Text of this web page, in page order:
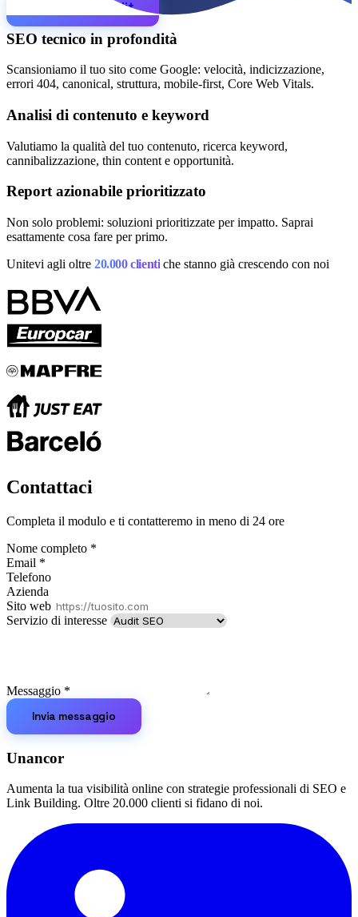
Lingua
🇪🇸 ES🇬🇧 EN 🇫🇷 FR🇩🇪 DE
Accedi
Richiedere audit
SEO tecnico in profondità
Scansioniamo il tuo sito come Google: velocità, indicizzazione,
errori 404, canonical, struttura, mobile-first, Core Web Vitals.
Analisi di contenuto e keyword
Valutiamo la qualità del tuo contenuto, ricerca keyword,
cannibalizzazione, thin content e opportunità.
Report azionabile prioritizzato
Non solo problemi: soluzioni prioritizzate per impatto. Saprai
esattamente cosa fare per primo.
Unitevi agli oltre 20.000 clienti che stanno già crescendo con noi
Contattaci
Completa il modulo e ti contatteremo in meno di 24 ore
Nome completo *
Email *
Telefono
Azienda
Sito web
Servizio di interesse
Messaggio *
Invia messaggio
Unancor
Aumenta la tua visibilità online con strategie professionali di SEO e
Link Building. Oltre 20.000 clienti si fidano di noi.